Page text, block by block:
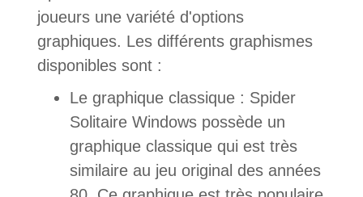
joueurs une variété d'options
graphiques. Les différents graphismes
disponibles sont :
Le graphique classique : Spider
Solitaire Windows possède un
graphique classique qui est très
similaire au jeu original des années